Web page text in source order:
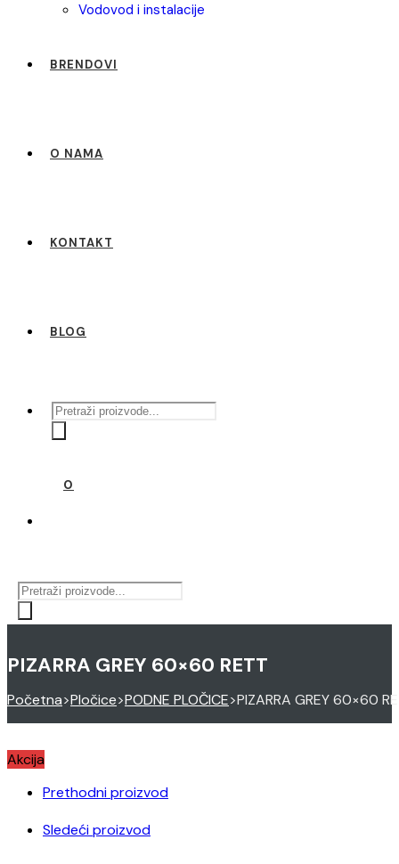
vodovod i instalacije
BRENDOVI
O NAMA
KONTAKT
BLOG
Products
search
0
Products
search
PIZARRA GREY 60×60 RETT
Početna>Pločice>PODNE PLOČICE>PIZARRA GREY 60×60
Akcija
Prethodni proizvod
Sledeći proizvod